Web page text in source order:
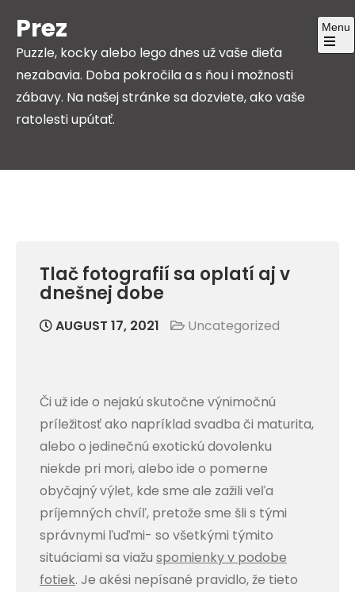
content
Prez
Puzzle, kocky alebo lego dnes už vaše dieťa
nezabavia. Doba pokročila a s ňou i možnosti
zábavy. Na našej stránke sa dozviete, ako vaše
ratolesti upútať.
Menu
Open
Tlač fotografií sa oplatí aj v
dnešnej dobe
AUGUST 17, 2021 Uncategorized
Či už ide o nejakú skutočne výnimočnú
príležitosť ako napríklad svadba či maturita,
alebo o jedinečnú exotickú dovolenku
niekde pri mori, alebo ide o pomerne
obyčajný výlet, kde sme ale zažili veľa
príjemných chvíľ, pretože sme šli s tými
správnymi ľuďmi- so všetkými týmito
situáciami sa viažu spomienky v podobe
fotiek. Je akési nepísané pravidlo, že tieto